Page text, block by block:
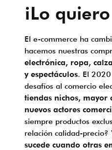
¡Lo
El e-commerce ha
hacemos nuestras
electrónica, ropa,
y espectáculos. El
desafíos al comercio
tiendas nichos, mayor
nuevos actores
siempre productos
relación calidad-precio?
sucede cuando otras